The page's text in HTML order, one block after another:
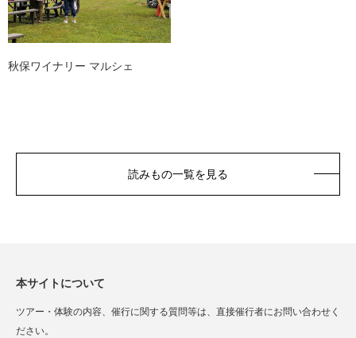
秋保ワイナリー マルシェ
読みもの一覧を見る
本サイトについて
ツアー・体験の内容、催行に関する質問等は、直接催行者にお問い合わせく
ださい。